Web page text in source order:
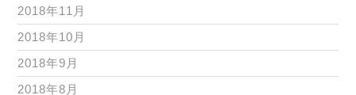
2018年11月
2018年10月
2018年9月
2018年8月